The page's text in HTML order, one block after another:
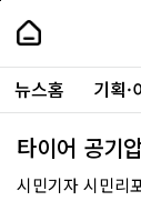
본
로
가
내
손
안
에
서
울
-
서
울
주
요
서
뉴스홈 기획·
타이어 공기
시민기자 시민리
페
상
단
로